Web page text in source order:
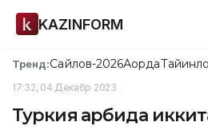
KAZINFORM
Тренд:Сайлов-2026Ақорда
17:32, 04 Декабр 2023
Туркия ғарбида